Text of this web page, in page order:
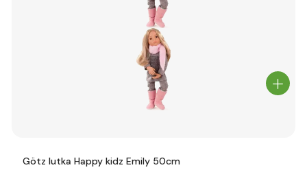
Götz lutka Happy kidz Emily 50cm